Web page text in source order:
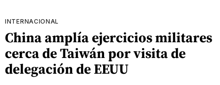
INTERNACIONAL
China amplía ejercicios militares
cerca de Taiwán por visita de
delegación de EEUU